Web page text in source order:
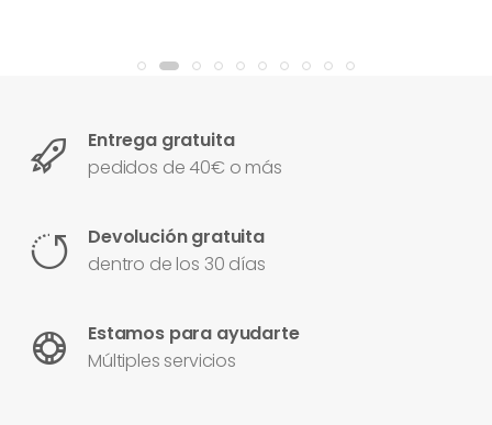
Entrega gratuita
pedidos de 40€ o más
Devolución gratuita
dentro de los 30 días
Estamos para ayudarte
Múltiples servicios